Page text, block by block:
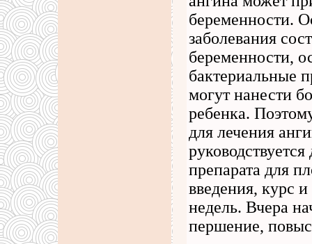
беременности.
заболевания
беременности,
бактериальные
могут нанести
ребенка.
для лечения
препарата для
введения, курс
недель. Вчера
першение,